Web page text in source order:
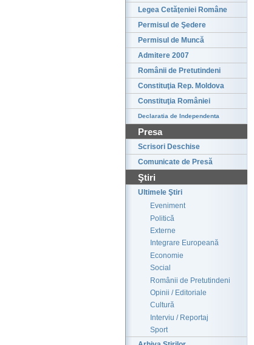
Legea Cetăţeniei Române
Permisul de Şedere
Permisul de Muncă
Admitere 2007
Românii de Pretutindeni
Constituţia Rep. Moldova
Constituţia României
Declaratia de Independenta
Presa
Scrisori Deschise
Comunicate de Presă
Ştiri
Ultimele Ştiri
Eveniment
Politică
Externe
Integrare Europeană
Economie
Social
Românii de Pretutindeni
Opinii / Editoriale
Cultură
Interviu / Reportaj
Sport